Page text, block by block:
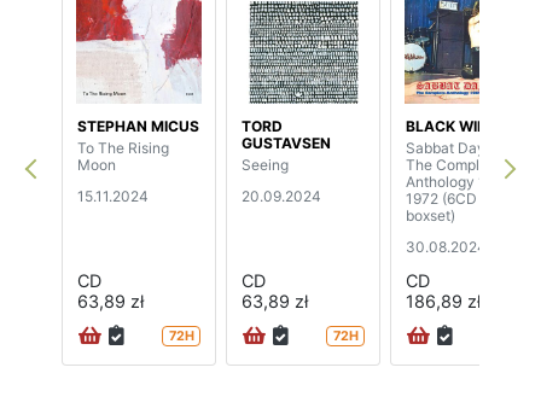
STEPHAN MICUS
To The Rising
Moon
15.11.2024
CD
63,89 zł
72H
TORD
GUSTAVSEN
Seeing
20.09.2024
CD
63,89 zł
72H
BLACK WIDOW
Sabbat Days -
The Complete
Anthology 1969-
1972 (6CD
boxset)
30.08.2024
CD
186,89 zł